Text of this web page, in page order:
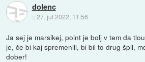
dolenc
::27. jul 2022, 11:56
Ja sej je marsikej, point je bolj v tem da
je, če bi kaj spremenili, bi bil to drug špil,
dober!